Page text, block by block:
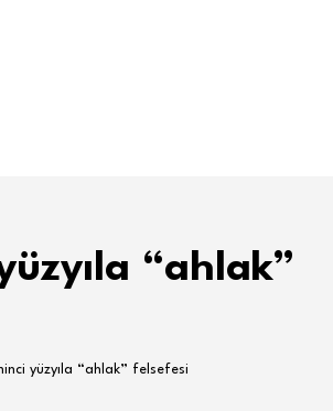
“ahlak”
yüzyıla “ahlak” felsefesi